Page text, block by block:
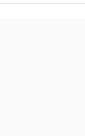
Pro Pro
Pro giá rẻ